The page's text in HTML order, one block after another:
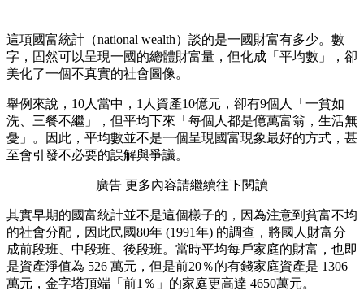
這項國富統計（national wealth）談的是一國財富有多少。數
字，固然可以呈現一國的總體財富量，但化成「平均數」，卻
美化了一個不真實的社會圖像。
舉例來說，10人當中，1人資產10億元，卻有9個人「一貧如
洗、三餐不繼」，但平均下來「每個人都是億萬富翁，生活無
憂」。因此，平均數並不是一個呈現國富現象最好的方式，甚
至會引發不必要的誤解與爭議。
廣告 更多內容請繼續往下閱讀
其實早期的國富統計並不是這個樣子的，因為注意到貧富不均
的社會分配，因此民國80年 (1991年) 的調查，將國人財富分
成前段班、中段班、後段班。當時平均每戶家庭的財富，也即
是資產淨值為 526 萬元，但是前20％的有錢家庭資產是 1306
萬元，金字塔頂端「前1％」的家庭更高達 4650萬元。